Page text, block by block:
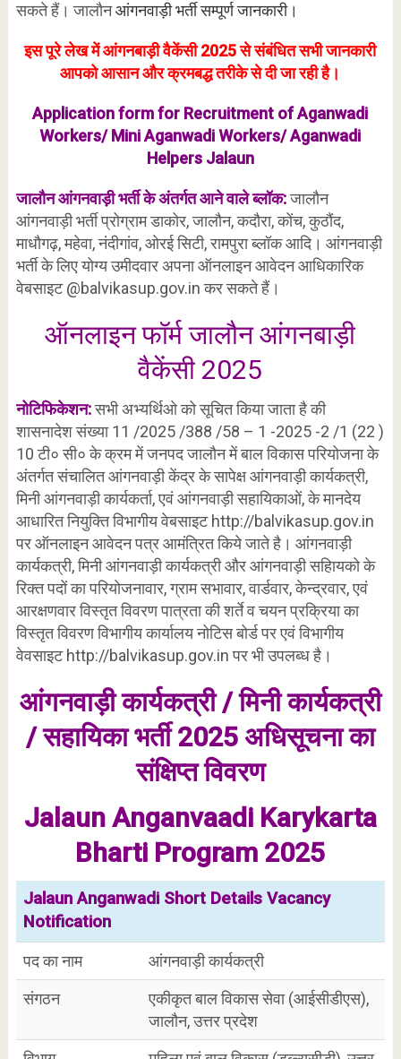
सकते हैं। जालौनआंगनवाड़ी भर्ती सम्पूर्ण जानकारी।
इस पूरे लेख में आंगनबाड़ी वैकेंसी 2025 से संबंधित सभी जानकारी
आपको आसान और क्रमबद्ध तरीके से दी जा रही है।
Application form for Recruitment of Aganwadi
Workers/ Mini Aganwadi Workers/ Aganwadi
Helpers Jalaun
जालौन आंगनवाड़ी भर्ती के अंतर्गत आने वाले ब्लॉक:जालौन
आंगनवाड़ी भर्ती प्रोग्राम डाकोर, जालौन, कदौरा, कोंच, कुठौंद,
माधौगढ़, महेवा, नंदीगांव, ओरई सिटी, रामपुरा ब्लॉक आदि। आंगनवाड़ी
भर्ती के लिए योग्य उमीदवार अपना ऑनलाइन आवेदन आधिकारिक
वेबसाइट @balvikasup.gov.in कर सकते हैं।
ऑनलाइन फॉर्म जालौन आंगनबाड़ी
वैकेंसी 2025
नोटिफिकेशन:सभी अभ्यर्थिओ को सूचित किया जाता है की
शासनादेश संख्या 11 /2025 /388 /58 – 1 -2025 -2 /1 (22 )
10 टी० सी० के क्रम में जनपद जालौन में बाल विकास परियोजना के
अंतर्गत संचालित आंगनवाड़ी केंद्र के सापेक्ष आंगनवाड़ी कार्यकत्री,
मिनी आंगनवाड़ी कार्यकर्ता, एवं आंगनवाड़ी सहायिकाओं, के मानदेय
आधारित नियुक्ति विभागीय वेबसाइट http://balvikasup.gov.in
पर ऑनलाइन आवेदन पत्र आमंत्रित किये जाते है। आंगनवाड़ी
कार्यकत्री, मिनी आंगनवाड़ी कार्यकत्री और आंगनवाड़ी सहाियको के
रिक्त पदों का परियोजनावार, ग्राम सभावार, वार्डवार, केन्द्रवार, एवं
आरक्षणवार विस्तृत विवरण पात्रता की शर्ते व चयन प्रक्रिया का
विस्तृत विवरण विभागीय कार्यालय नोटिस बोर्ड पर एवं विभागीय
वेवसाइट http://balvikasup.gov.in पर भी उपलब्ध है।
आंगनवाड़ी कार्यकत्री / मिनी कार्यकत्री
/ सहायिका भर्ती 2025 अधिसूचना का
संक्षिप्त विवरण
Jalaun Anganvaadi Karykarta
Bharti Program 2025
Jalaun Anganwadi Short Details Vacancy
Notification
पद का नाम
आंगनवाड़ी कार्यकत्री
संगठन
एकीकृत बाल विकास सेवा (आईसीडीएस),
जालौन, उत्तर प्रदेश